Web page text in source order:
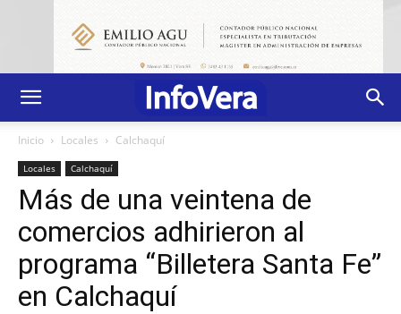
Inicio Locales Calchaquí
Locales Calchaquí
Más de una veintena de
comercios adhirieron al
programa “Billetera Santa Fe”
en Calchaquí